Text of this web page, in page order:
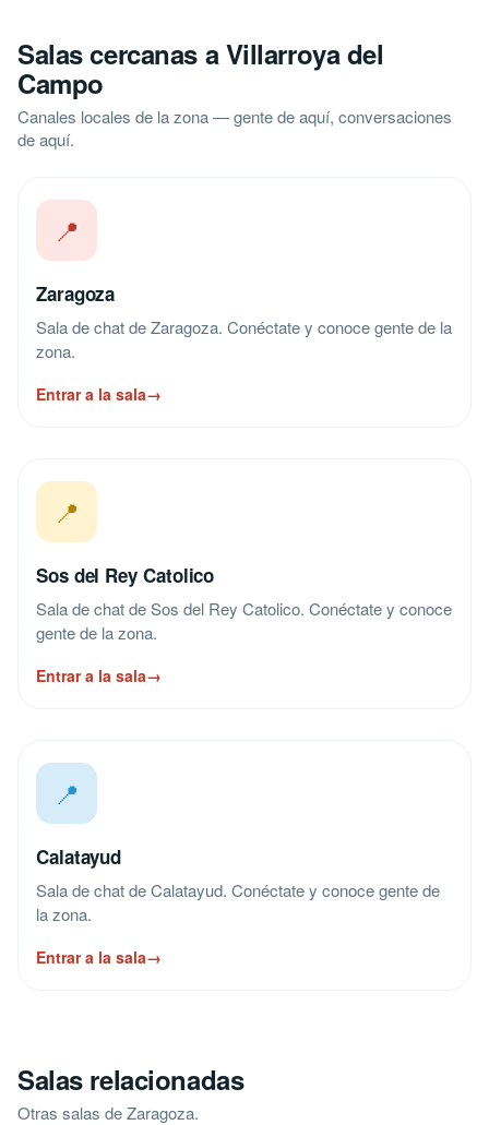
Salas cercanas a Villarroya del
Campo
Canales locales de la zona — gente de aquí, conversaciones
de aquí.
📍
Zaragoza
Sala de chat de Zaragoza. Conéctate y conoce gente de la
zona.
Entrar a la sala→
📍
Sos del Rey Catolico
Sala de chat de Sos del Rey Catolico. Conéctate y conoce
gente de la zona.
Entrar a la sala→
📍
Calatayud
Sala de chat de Calatayud. Conéctate y conoce gente de
la zona.
Entrar a la sala→
Salas relacionadas
Otras salas de Zaragoza.